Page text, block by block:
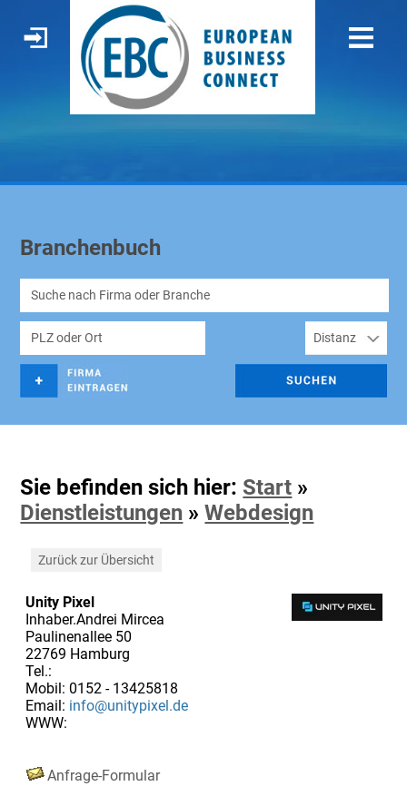
Branchenbuch
Sie befinden sich hier: Start »
Dienstleistungen »Webdesign
Zurück zur Übersicht
Unity Pixel
Inhaber.Andrei Mircea
Paulinenallee 50
22769 Hamburg
Tel.:
Mobil: 0152 - 13425818
Email: info@unitypixel.de
WWW:
Anfrage-Formular